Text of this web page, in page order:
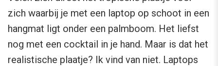
zich waarbij je met een laptop op schoot in een
hangmat ligt onder een palmboom. Het liefst
nog met een cocktail in je hand. Maar is dat het
realistische plaatje? Ik vind van niet. Laptops